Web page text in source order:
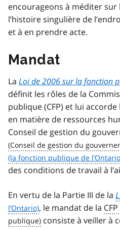
encourageons à méditer
l’histoire singulière de
et à en prendre acte.
Mandat
La Loi de 2006 sur la fonction
définit les rôles de la
publique (CFP) et lui
en matière de ressources
Conseil de gestion du
des conditions de travail à
En vertu de la Partie III de la
, le mandat de la CFP
consiste à veiller à